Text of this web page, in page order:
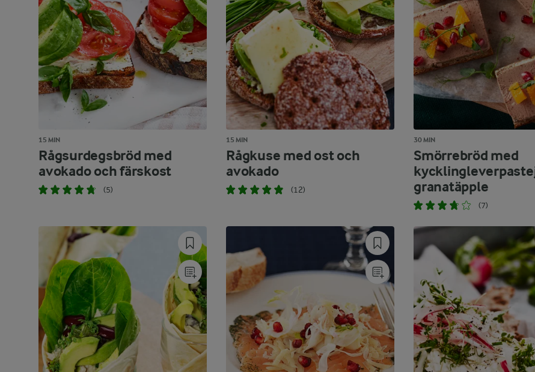
15 MIN
Rågsurdegsbröd med
avokado och färskost
(5)
15 MIN
Rågkuse med ost och
avokado
(12)
30 MIN
Smörrebröd med
granatäpple
(7)